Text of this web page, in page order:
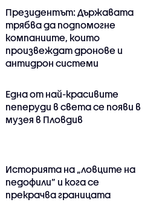
Президентът: Държавата
трябва да подпомогне
компаниите, които
произвеждат дронове и
антидрон системи
Една от най-красивите
пеперуди в света се появи в
музея в Пловдив
Историята на „ловците на
педофили” и кога се
прекрачва границата